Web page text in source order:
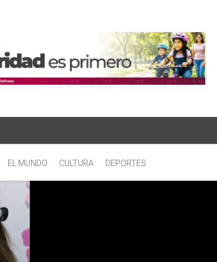
EL MUNDO CULTURA DEPORTES